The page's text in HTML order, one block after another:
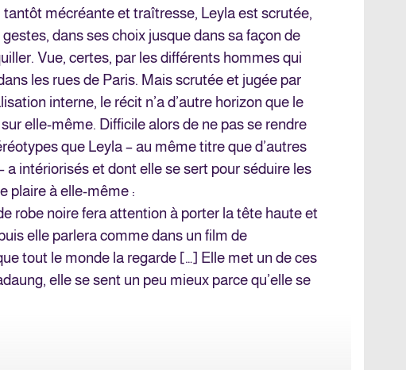
mécréante et traîtresse, Leyla est scrutée,
dans ses choix jusque dans sa façon de
Vue, certes, par les différents hommes qui
les rues de Paris. Mais scrutée et jugée par
interne, le récit n’a d’autre horizon que le
elle-même. Difficile alors de ne pas se rendre
que Leyla – au même titre que d’autres
a intériorisés et dont elle se sert pour séduire les
plaire à elle-même :
robe noire fera attention à porter la tête haute et
elle parlera comme dans un film de
tout le monde la regarde […] Elle met un de ces
elle se sent un peu mieux parce qu’elle se